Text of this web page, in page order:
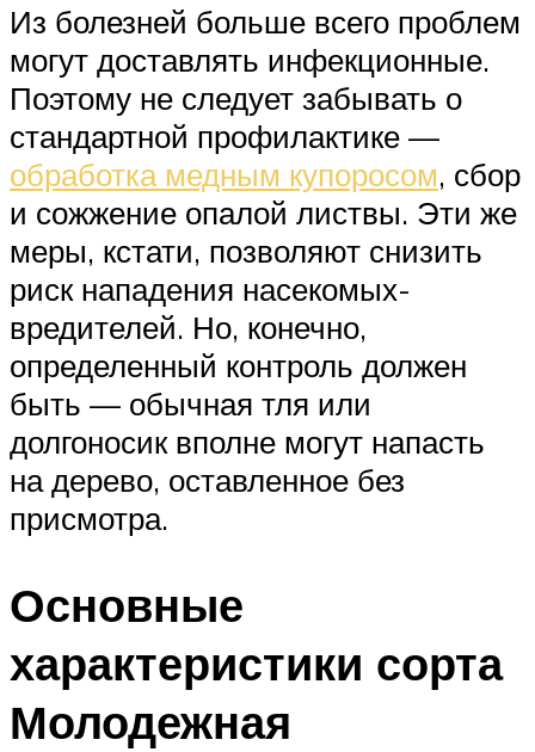
Из болезней больше всего проблем
могут доставлять инфекционные.
Поэтому не следует забывать о
стандартной профилактике —
обработка медным купоросом, сбор
и сожжение опалой листвы. Эти же
меры, кстати, позволяют снизить
риск нападения насекомых-
вредителей. Но, конечно,
определенный контроль должен
быть — обычная тля или
долгоносик вполне могут напасть
на дерево, оставленное без
присмотра.
Основные
характеристики сорта
Молодежная